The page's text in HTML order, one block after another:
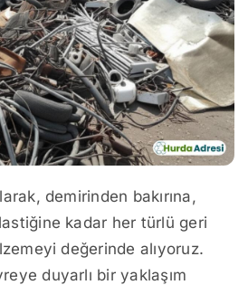
demirinden bakırına,
kadar her türlü geri
değerinde alıyoruz.
duyarlı bir yaklaşım